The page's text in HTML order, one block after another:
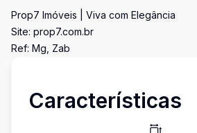
Prop7 Imóveis | Viva com Elegância
Site: prop7.com.br
Ref: Mg, Zab
Características